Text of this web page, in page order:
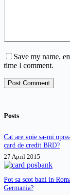
Save my name,
time I comment.
Post Comment
Posts
Cat are voie sa-mi
card de credit BRD?
27 April 2015
Pot sa scot bani in
Germania?